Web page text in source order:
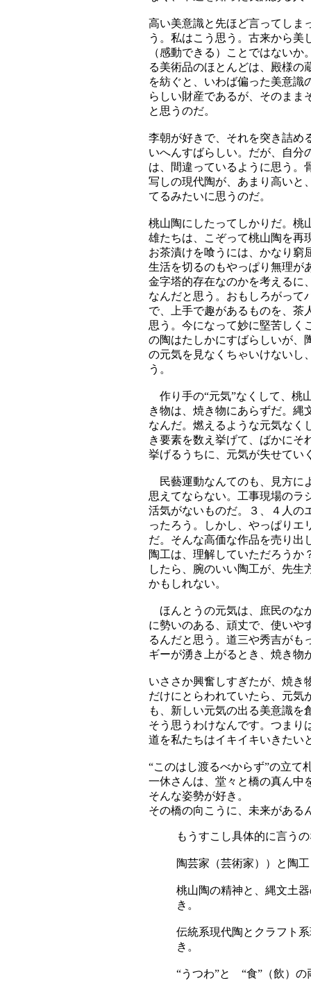
高い美意識と先ほど言ってしま
う。私はこう思う。古来から美
（感動できる）ことではない
る美術品のほとんどは、殿様の
を紡ぐと、いわば偏った美意識
らしい財産であるが、そのまま
と思うのだ。
李朝が好きで、それを突き詰め
いへんすばらしい。だが、自分
は、間違っているように思う。
写しの現代陶が、あまり高いと
てるみたいに思うのだ。
桃山陶にしたってしかりだ。桃
雄たちは、こぞって桃山陶を再
お茶漬けを喰うには、かなり窮
生活を切るのもやっぱり無理が
金字塔的存在なのかを考えるに
なんだと思う。おもしろがって
で、上手で趣があるものを、茶
思う。今になって妙に堅苦しく
の陶はたしかにすばらしいが、
の元気を見なくちゃいけないし
う。
作り手の“元気”なくして、桃
き物は、焼き物にあらずだ。縄
なんだ。燃えるような元気なく
き要素を数え挙げて、ばかにそ
挙げるうちに、元気が失せてい
民藝運動なんてのも、見方に
思えてならない。工事現場のラ
活気がないものだ。３、４人の
ったろう。しかし、やっぱりエ
だ。そんな高価な作品を売り出
陶工は、理解していただろうか
したら、腕のいい陶工が、先生
かもしれない。
ほんとうの元気は、庶民のな
に勢いのある、頑丈で、使いや
るんだと思う。道三や秀吉がも
ギーが湧き上がるとき、焼き物
いささか興奮しすぎたが、焼き
だけにとらわれていたら、元気
も、新しい元気の出る美意識を
そう思うわけなんです。つまり
道を私たちはイキイキいきたい
“このはし渡るべからず”の立て
一休さんは、堂々と橋の真ん中
そんな姿勢が好き。
その橋の向こうに、未来がある
もうすこし具体的に言う
陶芸家（芸術家））と陶
桃山陶の精神と、縄文土
き。
伝統系現代陶とクラフト
き。
“うつわ”と “食”（飲）の